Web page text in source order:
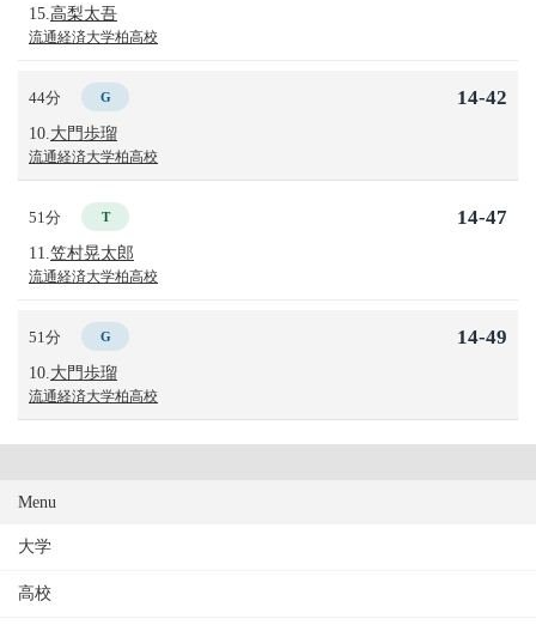
15. 高梨太吾
流通経済大学柏高校
44分 G
10. 大門歩瑠
流通経済大学柏高校
14-42
51分 T
11. 笠村晃太郎
流通経済大学柏高校
14-47
51分 G
10. 大門歩瑠
流通経済大学柏高校
14-49
Menu
大学
高校